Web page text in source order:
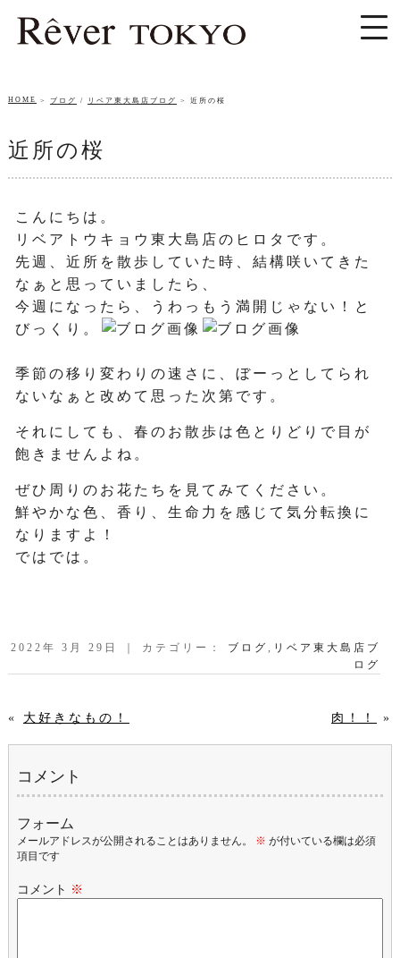
HOME ブログ / リベア東大島店ブログ 近所の桜
近所の桜
こんにちは。
リベアトウキョウ東大島店のヒロタです。
先週、近所を散歩していた時、結構咲いてきた
なぁと思っていましたら、
今週になったら、うわっもう満開じゃない！と
びっくり。
季節の移り変わりの速さに、ぼーっとしてられ
ないなぁと改めて思った次第です。
それにしても、春のお散歩は色とりどりで目が
飽きませんよね。
ぜひ周りのお花たちを見てみてください。
鮮やかな色、香り、生命力を感じて気分転換に
なりますよ！
ではでは。
2022年 3月 29日 ｜ カテゴリー： ブログ, リベア東大島店ブ
ログ
« 大好きなもの！ 肉！！ »
コメント
フォーム
メールアドレスが公開されることはありません。 ※ が付いている欄は必須
項目です
コメント ※